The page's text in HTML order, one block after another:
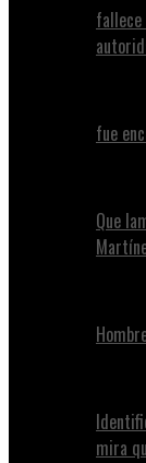
fallece
fue
Que
mira